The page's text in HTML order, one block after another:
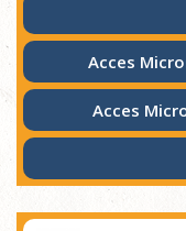
Acces
Acces